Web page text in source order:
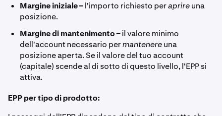
Margine iniziale –l'importo richiesto peraprireuna
posizione.
Margine di mantenimento –il valore minimo
dell'account necessario permantenereuna
posizione aperta. Se il valore del tuo account
(capitale) scende al di sotto di questo livello, l'EPP si
attiva.
EPP per tipo di prodotto: